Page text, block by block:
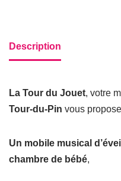
Description
La Tour du Jouet, votre
Tour-du-Pin vous
Un mobile musical
chambre de bébé,